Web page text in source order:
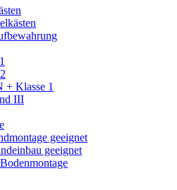
+ Klasse 1
III
geeignet
geeignet